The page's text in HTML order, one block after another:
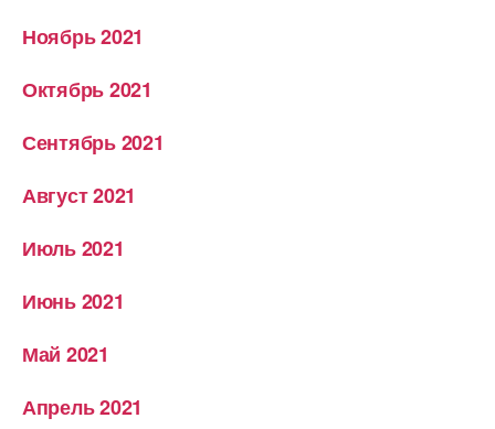
Ноябрь 2021
Октябрь 2021
Сентябрь 2021
Август 2021
Июль 2021
Июнь 2021
Май 2021
Апрель 2021